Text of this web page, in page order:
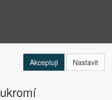
Akceptuji Nastavit